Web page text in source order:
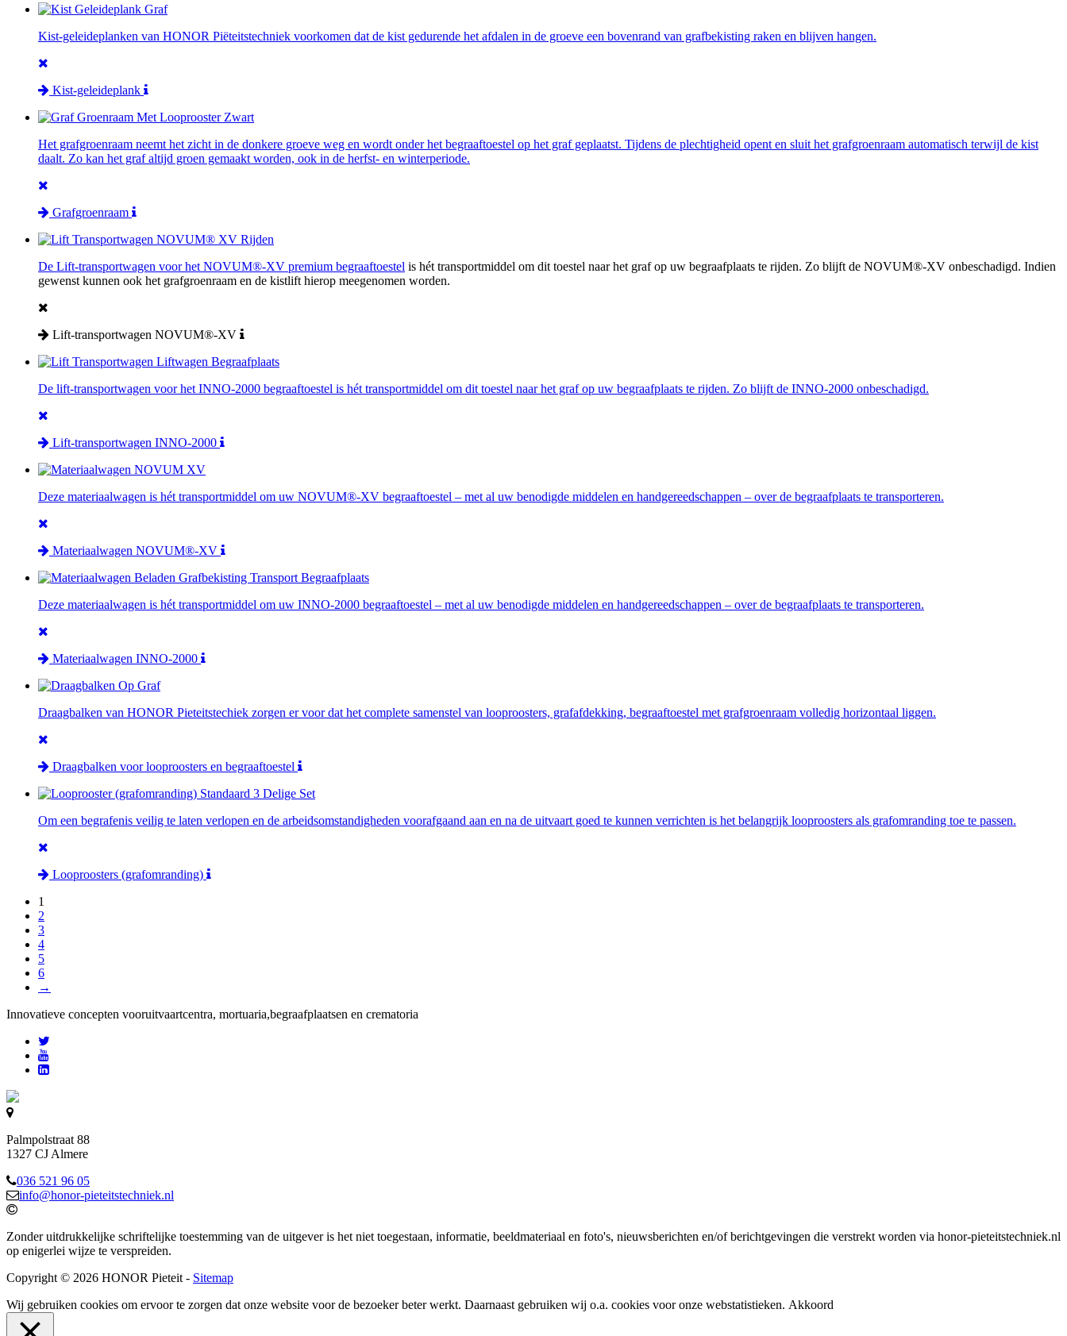
Kist-geleideplanken van HONOR Piëteitstechniek voorkomen dat de kist gedurende het afdalen in de groeve een bovenrand van grafbekisting raken en blijven hangen.
Kist-geleideplank
Het grafgroenraam neemt het zicht in de donkere groeve weg en wordt onder het begraaftoestel op het graf geplaatst. Tijdens de plechtigheid opent en sluit het grafgroenraam automatisch terwijl de kist
daalt. Zo kan het graf altijd groen gemaakt worden, ook in de herfst- en winterperiode.
Grafgroenraam
De Lift-transportwagen voor het NOVUM®-XV premium begraaftoestel is hét transportmiddel om dit toestel naar het graf op uw begraafplaats te rijden. Zo blijft de NOVUM®-XV onbeschadigd. Indien
gewenst kunnen ook het grafgroenraam en de kistlift hierop meegenomen worden.
Lift-transportwagen NOVUM®-XV
De lift-transportwagen voor het INNO-2000 begraaftoestel is hét transportmiddel om dit toestel naar het graf op uw begraafplaats te rijden. Zo blijft de INNO-2000 onbeschadigd.
Lift-transportwagen INNO-2000
Deze materiaalwagen is hét transportmiddel om uw NOVUM®-XV begraaftoestel – met al uw benodigde middelen en handgereedschappen – over de begraafplaats te transporteren.
Materiaalwagen NOVUM®-XV
Deze materiaalwagen is hét transportmiddel om uw INNO-2000 begraaftoestel – met al uw benodigde middelen en handgereedschappen – over de begraafplaats te transporteren.
Materiaalwagen INNO-2000
Draagbalken van HONOR Pieteitstechiek zorgen er voor dat het complete samenstel van looproosters, grafafdekking, begraaftoestel met grafgroenraam volledig horizontaal liggen.
Draagbalken voor looproosters en begraaftoestel
Om een begrafenis veilig te laten verlopen en de arbeidsomstandigheden voorafgaand aan en na de uitvaart goed te kunnen verrichten is het belangrijk looproosters als grafomranding toe te passen.
Looproosters (grafomranding)
1
2
3
4
5
6
→
Innovatieve concepten vooruitvaartcentra, mortuaria,begraafplaatsen en crematoria
Palmpolstraat 88
1327 CJ Almere
036 521 96 05
info@honor-pieteitstechniek.nl
Zonder uitdrukkelijke schriftelijke toestemming van de uitgever is het niet toegestaan, informatie, beeldmateriaal en foto's, nieuwsberichten en/of berichtgevingen die verstrekt worden via honor-pieteitstechniek.nl
op enigerlei wijze te verspreiden.
Copyright © 2026 HONOR Pieteit - Sitemap
Wij gebruiken cookies om ervoor te zorgen dat onze website voor de bezoeker beter werkt. Daarnaast gebruiken wij o.a. cookies voor onze webstatistieken. Akkoord